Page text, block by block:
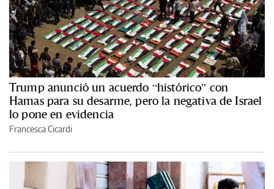
Trump anunció un acuerdo “histórico” con
Hamas para su desarme, pero la negativa de Israel
lo pone en evidencia
Francesca Cicardi